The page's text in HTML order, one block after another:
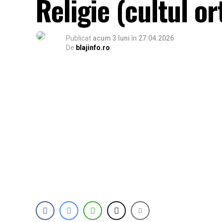
Religie (cultul
Publicat acum 3 luni în 27.04.2026
De blajinfo.ro